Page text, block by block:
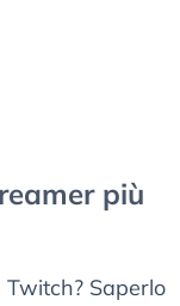
più
Twitch? Saperlo